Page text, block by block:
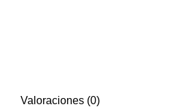
Valoraciones (0)